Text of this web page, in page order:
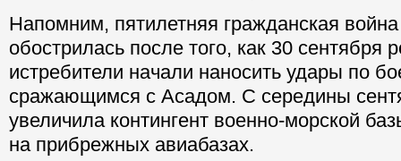
Напомним, пятилетняя гражданская
обострилась после того, как 30 сентября
истребители начали наносить удары по
сражающимся с Асадом. С середины
увеличила контингент военно-морской
на прибрежных авиабазах.